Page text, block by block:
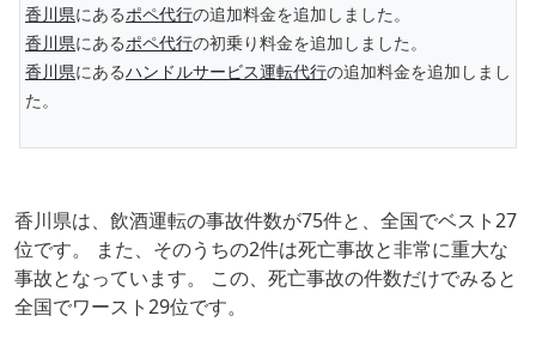
香川県にあるポペ代行の追加料金を追加しました。
香川県にあるポペ代行の初乗り料金を追加しました。
香川県にあるハンドルサービス運転代行の追加料金を追加しまし
た。
香川県は、飲酒運転の事故件数が75件と、全国でベスト27
位です。 また、そのうちの2件は死亡事故と非常に重大な
事故となっています。 この、死亡事故の件数だけでみると
全国でワースト29位です。